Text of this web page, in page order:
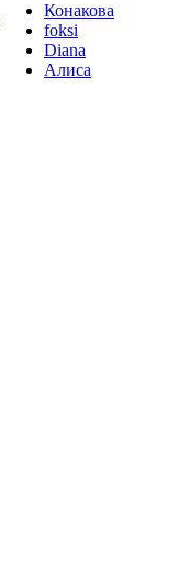
Конакова
foksi
Diana
Алиса